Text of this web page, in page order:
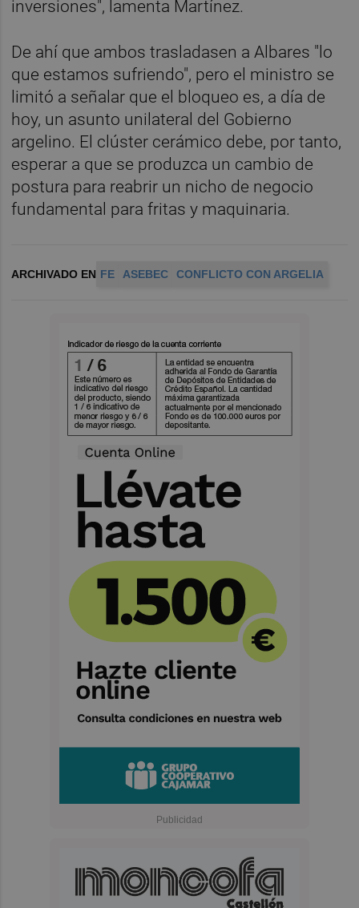
inversiones", lamenta Martínez.
De ahí que ambos trasladasen a Albares "lo
que estamos sufriendo", pero el ministro se
limitó a señalar que el bloqueo es, a día de
hoy, un asunto unilateral del Gobierno
argelino. El clúster cerámico debe, por tanto,
esperar a que se produzca un cambio de
postura para reabrir un nicho de negocio
fundamental para fritas y maquinaria.
ARCHIVADO EN FE ASEBEC CONFLICTO CON ARGELIA